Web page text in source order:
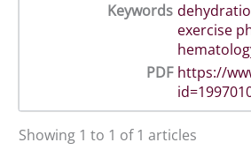
Keywords
exercise
PDF https://
Showing 1 to 1 of 1 articles